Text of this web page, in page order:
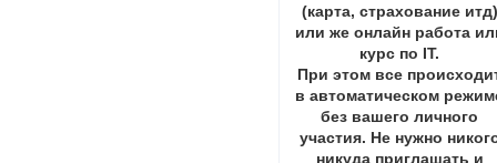
(карта, страхование итд)
или же онлайн работа
курс по IT.
При этом все
в автоматическом
без вашего личного
участия. Не нужно
никуда приглашать и